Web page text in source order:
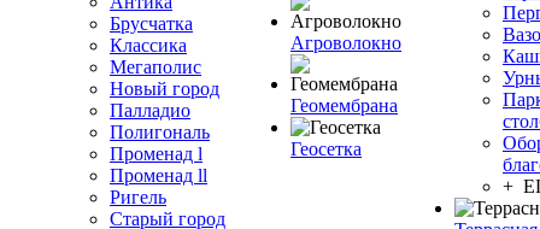
Брусчатка
Классика
Мегаполис
Новый город
Палладио
Полигональ
Променад l
Променад ll
Ригель
Старый город
Агроволокно
Геомембрана
Геосетка
+